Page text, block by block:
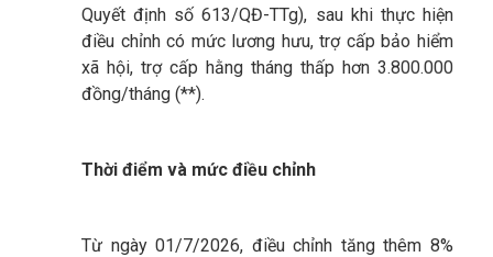
Quyết định số 613/QĐ-TTg), sau khi thực hiện
điều chỉnh có mức lương hưu, trợ cấp bảo hiểm
xã hội, trợ cấp hằng tháng thấp hơn 3.800.000
đồng/tháng (**).
Thời điểm và mức điều chỉnh
Từ ngày 01/7/2026, điều chỉnh tăng thêm 8%